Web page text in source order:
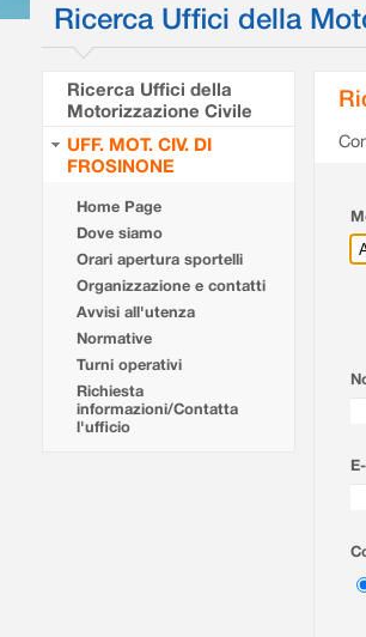
Ricerca Uffici della
Ricerca Uffici della
Motorizzazione Civile
UFF. MOT. CIV. DI
FROSINONE
Home Page
Dove siamo
Orari apertura sportelli
Organizzazione e contatti
Avvisi all'utenza
Normative
Turni operativi
Richiesta
informazioni/Contatta
l'ufficio